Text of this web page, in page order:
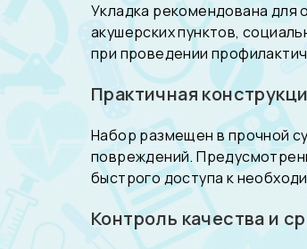
Укладка рекомендована для
акушерских пунктов,
при проведении
Практичная
Набор размещен в прочной
повреждений.
быстрого доступа к
Контроль качества и